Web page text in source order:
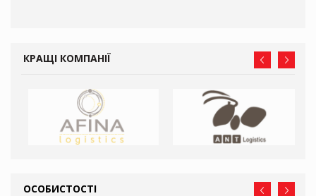
КРАЩІ КОМПАНІЇ
ОСОБИСТОСТІ